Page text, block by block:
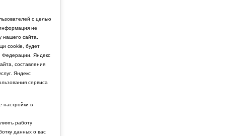
с целью
не
сайта.
cookie, будет
Федерации. Яндекс
составления
Яндекс
сервиса
настройки в
работу
данных о вас